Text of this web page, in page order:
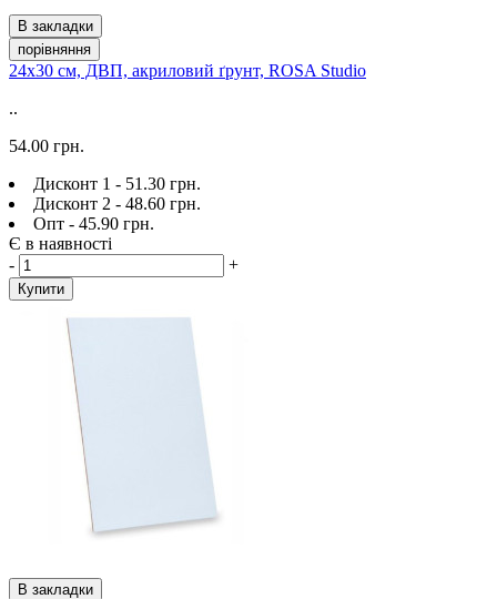
В закладки
порівняння
24х30 см, ДВП, акриловий ґрунт, ROSA Studio
..
54.00 грн.
Дисконт 1 - 51.30 грн.
Дисконт 2 - 48.60 грн.
Опт - 45.90 грн.
Є в наявності
-
+
Купити
В закладки